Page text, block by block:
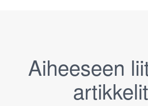
Aiheeseen
artikkelit